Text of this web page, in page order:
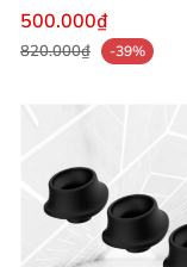
phá đam mê
500.000₫
820.000₫ -39%